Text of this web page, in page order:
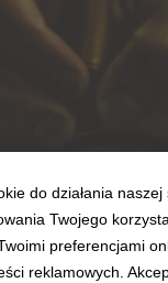
po prawie
ma w kalendarzu
i Praw Autorskich
do działania naszej
Twojego
preferencjami
reklamowych.